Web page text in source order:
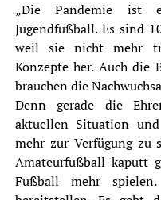
„Die Pandemie ist
Jugendfußball. Es sind
weil sie nicht mehr
Konzepte her. Auch die
brauchen die
Denn gerade die
aktuellen Situation
mehr zur Verfügung zu
Amateurfußball kaputt
Fußball mehr